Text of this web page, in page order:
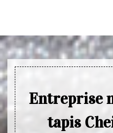
Entreprise
tapis